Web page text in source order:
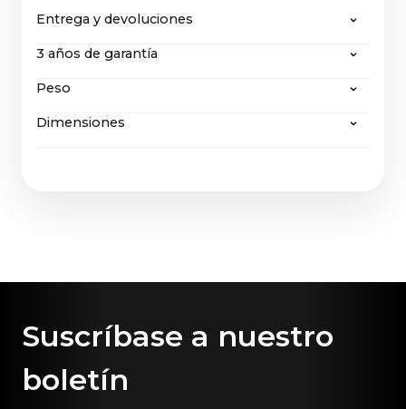
Entrega y devoluciones
CANVAS ofrece envío gratuito en todos los
impuestos y gastos de importación incluidos. Si
desea devolver un producto, puede obtener más
información sobre nuestra
3 años de garantía
Incluso después de nuestra garantía ampliada de 3
de fácil mantenimiento, recibirá asistencia sin
Peso
65" Tejido: 2,7 Kg
Dimensiones
Suscríbase a nuestro
boletín